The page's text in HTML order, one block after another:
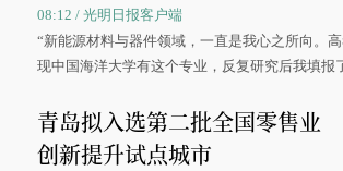
08:12 / 光明日报客户端
“新能源材料与器件领域，一直是我心之所向。
现中国海洋大学有这个专业，反复研究后我填报
大学材料科学与工程学院材料类专业的录取通知
青岛拟入选第二批全国零售业
创新提升试点城市